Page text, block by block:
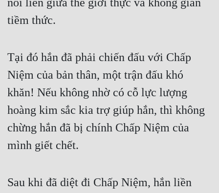
nối liền giữa thế giới thực và không gian
tiềm thức.
Tại đó hắn đã phải chiến đấu với Chấp
Niệm của bản thân, một trận đấu khó
khăn! Nếu không nhờ có cỗ lực lượng
hoàng kim sắc kia trợ giúp hắn, thì không
chừng hắn đã bị chính Chấp Niệm của
mình giết chết.
Sau khi đã diệt đi Chấp Niệm, hắn liền